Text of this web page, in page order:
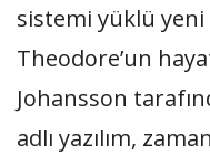
sistemi yüklü yeni
Theodore’un
Johansson
adlı yazılım,